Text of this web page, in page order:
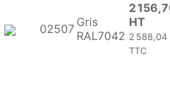
02507 Gris
RAL7042
2
HT
2 588,04
TTC